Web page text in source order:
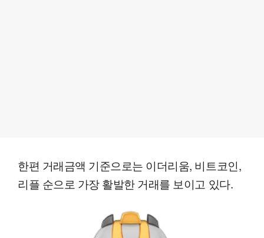
한편 거래금액 기준으로는 이더리움, 비트코인,
리플 순으로 가장 활발한 거래를 보이고 있다.